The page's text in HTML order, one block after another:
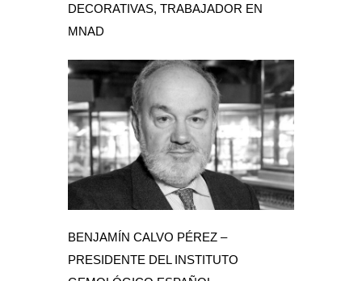
DECORATIVAS, TRABAJADOR EN
MNAD
BENJAMÍN CALVO PÉREZ –
PRESIDENTE DEL INSTITUTO